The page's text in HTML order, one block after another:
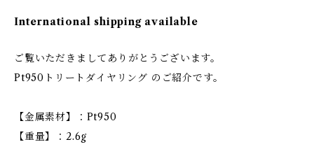
International shipping available
ご覧いただきましてありがとうございます。
Pt950トリートダイヤリング のご紹介です。
【金属素材】：Pt950
【重量】：2.6g